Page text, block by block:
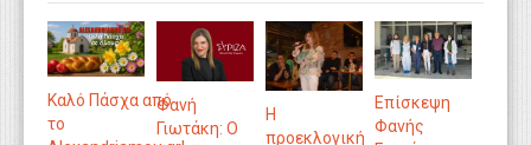
Καλό Πάσχα από
το
Φανή
Γιωτάκη: O
Η
προεκλογική
Επίσκεψη
Φανής